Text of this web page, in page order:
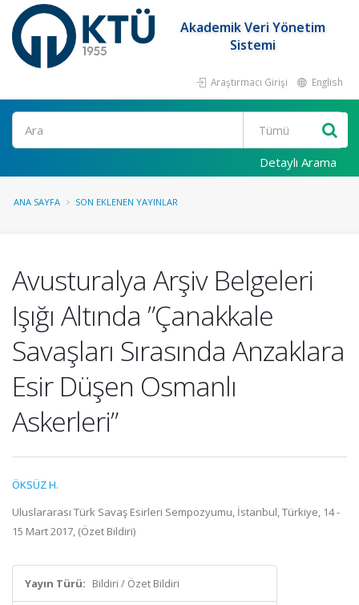
Akademik Veri Yönetim
Sistemi
Araştırmacı Girişi English
Ara
Detaylı Arama
ANA SAYFA SON EKLENEN YAYINLAR
Avusturalya Arşiv Belgeleri
Işığı Altında ”Çanakkale
Savaşları Sırasında Anzaklara
Esir Düşen Osmanlı
Askerleri”
ÖKSÜZ H.
Uluslararası Türk Savaş Esirleri Sempozyumu, İstanbul, Türkiye, 14 -
15 Mart 2017, (Özet Bildiri)
Yayın Türü: Bildiri / Özet Bildiri